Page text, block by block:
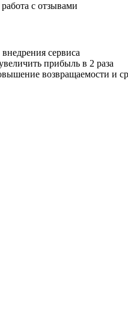
с отзывами
сервиса
прибыль в 2 раза
возвращаемости и